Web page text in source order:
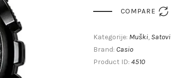
COMPARE 
Kategorije: Muški, Satovi
Brand: Casio
Product ID: 4510